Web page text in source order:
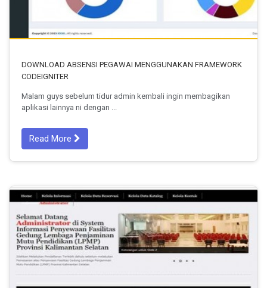
DOWNLOAD ABSENSI PEGAWAI MENGGUNAKAN FRAMEWORK
CODEIGNITER
Malam guys sebelum tidur admin kembali ingin membagikan
aplikasi lainnya ni dengan ...
Read More